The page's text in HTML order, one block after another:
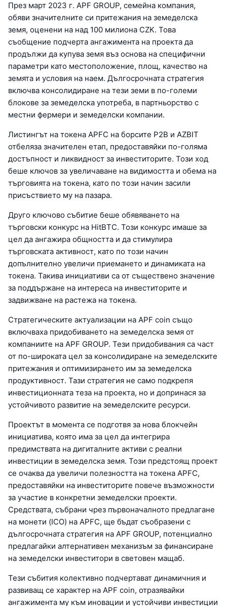
През март 2023 г. APF GROUP, семейна компания,
обяви значителните си притежания на земеделска
земя, оценени на над 100 милиона CZK. Това
съобщение подчерта ангажимента на проекта да
продължи да купува земя въз основа на специфични
параметри като местоположение, площ, качество на
земята и условия на наем. Дългосрочната стратегия
включва консолидиране на тези земи в по-големи
блокове за земеделска употреба, в партньорство с
местни фермери и земеделски компании.
Листингът на токена APFC на борсите P2B и AZBIT
отбеляза значителен етап, предоставяйки по-голяма
достъпност и ликвидност за инвеститорите. Този ход
беше ключов за увеличаване на видимостта и обема на
търговията на токена, като по този начин засили
присъствието му на пазара.
Друго ключово събитие беше обявяването на
търговски конкурс на HitBTC. Този конкурс имаше за
цел да ангажира общността и да стимулира
търговската активност, като по този начин
допълнително увеличи приемането и динамиката на
токена. Такива инициативи са от съществено значение
за поддържане на интереса на инвеститорите и
задвижване на растежа на токена.
Стратегическите актуализации на APF coin също
включваха придобиването на земеделска земя от
компаниите на APF GROUP. Тези придобивания са част
от по-широката цел за консолидиране на земеделските
притежания и оптимизирането им за земеделска
продуктивност. Тази стратегия не само подкрепя
инвестиционната теза на проекта, но и допринася за
устойчивото развитие на земеделските ресурси.
Проектът в момента се подготвя за нова блокчейн
инициатива, която има за цел да интегрира
предимствата на дигиталните активи с реални
инвестиции в земеделска земя. Този предстоящ проект
се очаква да увеличи полезността на токена APFC,
предоставяйки на инвеститорите повече възможности
за участие в конкретни земеделски проекти.
Средствата, събрани чрез първоначалното предлагане
на монети (ICO) на APFC, ще бъдат съобразени с
дългосрочната стратегия на APF GROUP, потенциално
предлагайки алтернативен механизъм за финансиране
на земеделски инвеститори в световен мащаб.
Тези събития колективно подчертават динамичния и
развиващ се характер на APF coin, отразявайки
ангажимента му към иновации и устойчиви инвестиции